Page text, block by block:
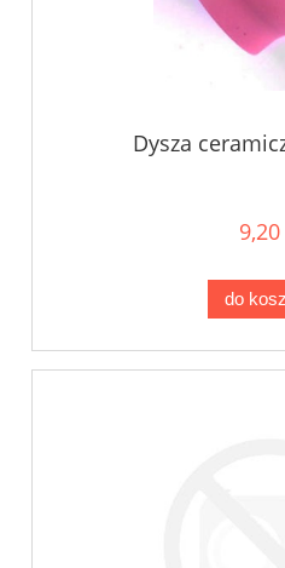
Dysza
9,20
do